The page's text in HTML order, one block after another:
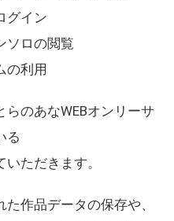
グイン
ソロの閲覧
の利用
のあなWEBオンリーサ
る
ただきます。
作品データの保存や、